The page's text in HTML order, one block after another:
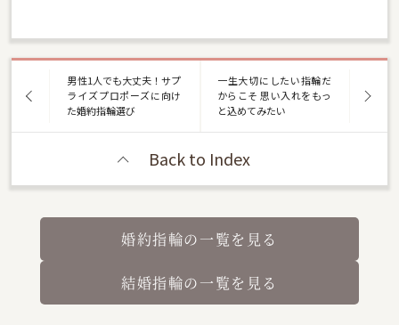
男性1人でも大丈夫！サプ
ライズプロポーズに向け
た婚約指輪選び
一生大切にしたい指輪だ
からこそ 思い入れをもっ
と込めてみたい
Back to Index
婚約指輪の一覧を見る
結婚指輪の一覧を見る